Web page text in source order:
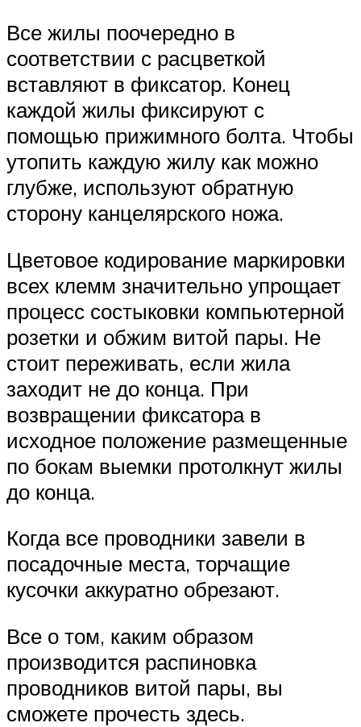
Все жилы поочередно в
соответствии с расцветкой
вставляют в фиксатор. Конец
каждой жилы фиксируют с
помощью прижимного болта. Чтобы
утопить каждую жилу как можно
глубже, используют обратную
сторону канцелярского ножа.
Цветовое кодирование маркировки
всех клемм значительно упрощает
процесс состыковки компьютерной
розетки и обжим витой пары. Не
стоит переживать, если жила
заходит не до конца. При
возвращении фиксатора в
исходное положение размещенные
по бокам выемки протолкнут жилы
до конца.
Когда все проводники завели в
посадочные места, торчащие
кусочки аккуратно обрезают.
Все о том, каким образом
производится распиновка
проводников витой пары, вы
сможете прочесть здесь.